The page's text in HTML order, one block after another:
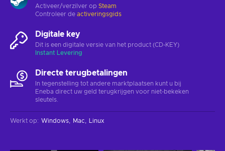
Activeer/verzilver op Steam
Controleer de activeringsgids
Digitale key
Dit is een digitale versie van het product (CD-KEY)
Instant Levering
Directe terugbetalingen
In tegenstelling tot andere marktplaatsen kunt u bij
Eneba direct uw geld terugkrijgen voor niet-bekeken
sleutels.
Werkt op: Windows Mac Linux